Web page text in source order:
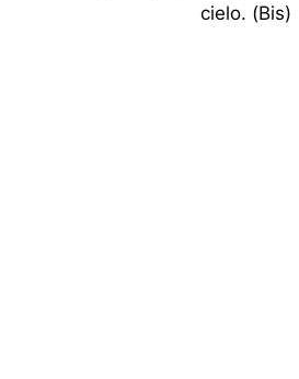
cielo. (Bis)